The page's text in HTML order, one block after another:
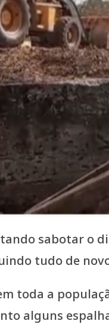
sabotar o
tudo de
toda a
alguns